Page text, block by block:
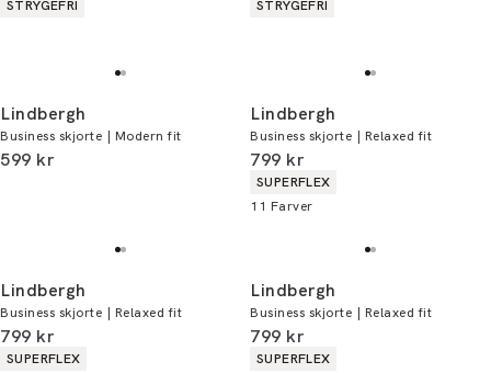
STRYGEFRI STRYGEFRI
Lindbergh
Business skjorte | Modern fit
I alt (inkl. rabat)
599 kr
Lindbergh
Business skjorte | Relaxed fit
I alt (inkl. rabat)
799 kr
Produkt egenskaber
SUPERFLEX
11 Farver
Lindbergh
Business skjorte | Relaxed fit
I alt (inkl. rabat)
799 kr
Produkt egenskaber
SUPERFLEX
Lindbergh
Business skjorte | Relaxed fit
I alt (inkl. rabat)
799 kr
Produkt egenskaber
SUPERFLEX